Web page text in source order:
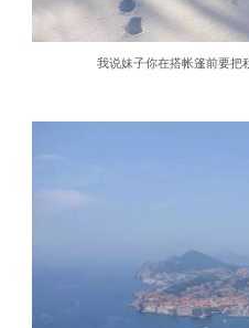
我说妹子你在搭帐篷前要把